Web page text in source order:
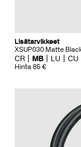
Lisätarvikkeet
XSUP030 Matte
CR MB LU CU
Hinta 85 €